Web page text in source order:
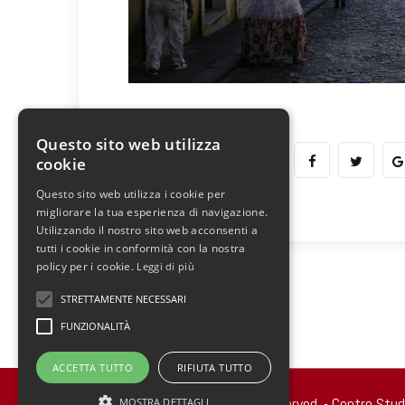
Questo sito web utilizza
cookie
Questo sito web utilizza i cookie per
migliorare la tua esperienza di navigazione.
Utilizzando il nostro sito web acconsenti a
tutti i cookie in conformità con la nostra
policy per i cookie. Leggi di più
STRETTAMENTE NECESSARI
FUNZIONALITÀ
ACCETTA TUTTO RIFIUTA TUTTO
MOSTRA DETTAGLI